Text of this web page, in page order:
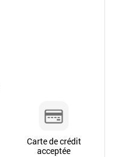
Carte de crédit
acceptée